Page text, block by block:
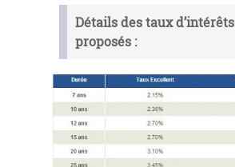
Détails des taux d’intérêts
proposés :